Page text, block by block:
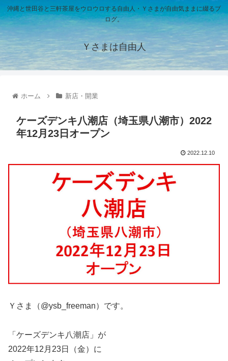
沖縄と世田谷と三軒茶屋をウロウロする自由人・Ｙさまが自由気ままに綴るブ
ログ。
Ｙさまは自由人
ホーム 新店・開業
ケーズデンキ八潮店（埼玉県八潮市）2022
年12月23日オープン
2022.12.10
Ｙさま（@ysb_freeman）です。
「ケーズデンキ八潮店」が
2022年12月23日（金）に